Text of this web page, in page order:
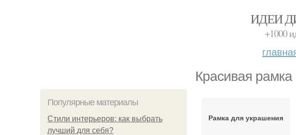
ИДЕИ
+1000
Красивая рамка
Популярные материалы
Стили интерьеров: как выбрать
лучший для себя?
Рамка для украшения